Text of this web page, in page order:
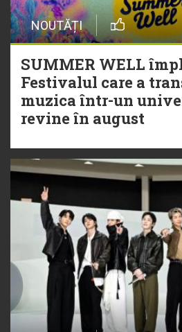
NOUTĂȚI
SUMMER WELL
Festivalul care a
muzica într-un
revine în august